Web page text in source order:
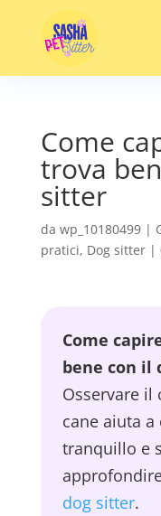
Come
trova
sitter
da wp_10180499|
pratici, Dog sitter|
Come
bene con il
Osservare il
cane aiuta a
tranquillo e
dog sitter.